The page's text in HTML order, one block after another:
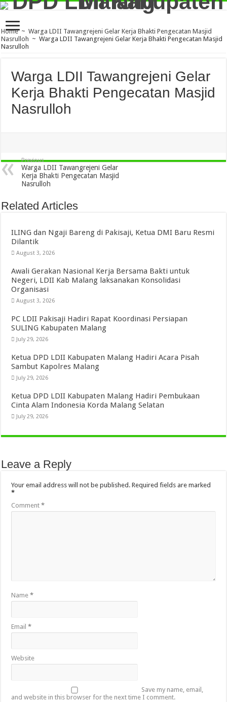
Home ~ Warga LDII Tawangrejeni Gelar Kerja Bhakti Pengecatan Masjid
Nasrulloh ~ Warga LDII Tawangrejeni Gelar Kerja Bhakti Pengecatan Masjid
Nasrulloh
Warga LDII Tawangrejeni Gelar
Kerja Bhakti Pengecatan Masjid
Nasrulloh
Previous
Warga LDII Tawangrejeni Gelar
Kerja Bhakti Pengecatan Masjid
Nasrulloh
Related Articles
ILING dan Ngaji Bareng di Pakisaji, Ketua DMI Baru Resmi
Dilantik
August 3, 2026
Awali Gerakan Nasional Kerja Bersama Bakti untuk
Negeri, LDII Kab Malang laksanakan Konsolidasi
Organisasi
August 3, 2026
PC LDII Pakisaji Hadiri Rapat Koordinasi Persiapan
SULING Kabupaten Malang
July 29, 2026
Ketua DPD LDII Kabupaten Malang Hadiri Acara Pisah
Sambut Kapolres Malang
July 29, 2026
Ketua DPD LDII Kabupaten Malang Hadiri Pembukaan
Cinta Alam Indonesia Korda Malang Selatan
July 29, 2026
Leave a Reply
Your email address will not be published. Required fields are marked
*
Comment*
Name*
Email*
Website
Save my name, email,
and website in this browser for the next time I comment.